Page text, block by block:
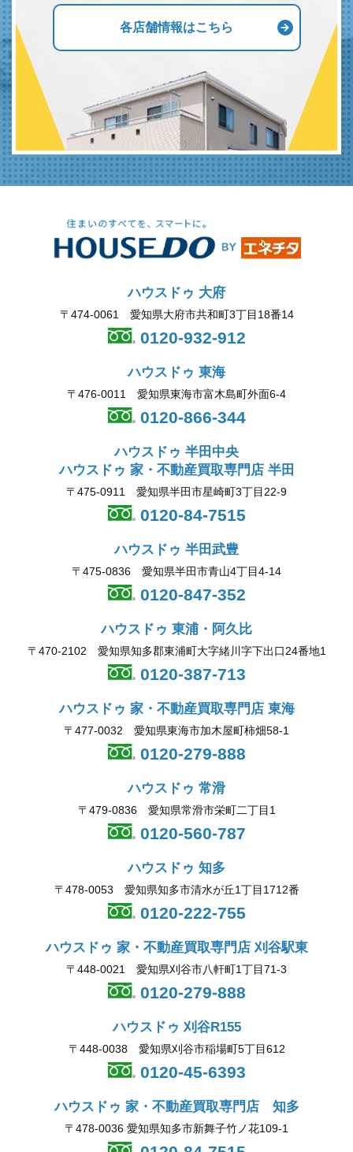
各店舗情報はこちら
ハウスドゥ 大府
〒474-0061 愛知県大府市共和町3丁目18番14
0120-932-912
ハウスドゥ 東海
〒476-0011 愛知県東海市富木島町外面6-4
0120-866-344
ハウスドゥ 半田中央
ハウスドゥ 家・不動産買取専門店 半田
〒475-0911 愛知県半田市星崎町3丁目22-9
0120-84-7515
ハウスドゥ 半田武豊
〒475-0836 愛知県半田市青山4丁目4-14
0120-847-352
ハウスドゥ 東浦・阿久比
〒470-2102 愛知県知多郡東浦町大字緒川字下出口24番地1
0120-387-713
ハウスドゥ 家・不動産買取専門店 東海
〒477-0032 愛知県東海市加木屋町柿畑58-1
0120-279-888
ハウスドゥ 常滑
〒479-0836 愛知県常滑市栄町二丁目1
0120-560-787
ハウスドゥ 知多
〒478-0053 愛知県知多市清水が丘1丁目1712番
0120-222-755
ハウスドゥ 家・不動産買取専門店 刈谷駅東
〒448-0021 愛知県刈谷市八軒町1丁目71-3
0120-279-888
ハウスドゥ 刈谷R155
〒448-0038 愛知県刈谷市稲場町5丁目612
0120-45-6393
ハウスドゥ 家・不動産買取専門店 知多
〒478-0036 愛知県知多市新舞子竹ノ花109-1